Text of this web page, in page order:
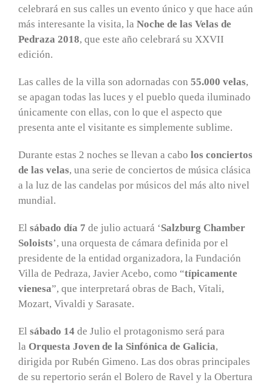
celebrará en sus calles un evento único y que hace aún
más interesante la visita, la Noche de las Velas de
Pedraza 2018, que este año celebrará su XXVII
edición.
Las calles de la villa son adornadas con 55.000 velas,
se apagan todas las luces y el pueblo queda iluminado
únicamente con ellas, con lo que el aspecto que
presenta ante el visitante es simplemente sublime.
Durante estas 2 noches se llevan a cabo los conciertos
de las velas, una serie de conciertos de música clásica
a la luz de las candelas por músicos del más alto nivel
mundial.
El sábado día 7 de julio actuará ‘Salzburg Chamber
Soloists’, una orquesta de cámara definida por el
presidente de la entidad organizadora, la Fundación
Villa de Pedraza, Javier Acebo, como “típicamente
vienesa”, que interpretará obras de Bach, Vitali,
Mozart, Vivaldi y Sarasate.
El sábado 14 de Julio el protagonismo será para
la Orquesta Joven de la Sinfónica de Galicia,
dirigida por Rubén Gimeno. Las dos obras principales
de su repertorio serán el Bolero de Ravel y la Obertura